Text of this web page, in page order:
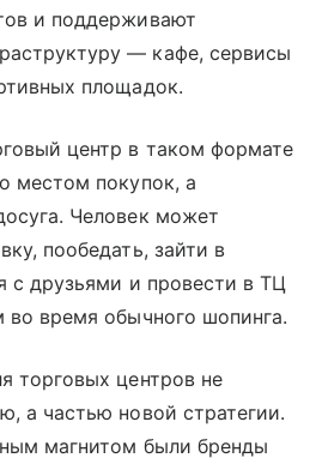
и поддерживают
— кафе, сервисы
площадок.
центр в таком формате
местом покупок, а
Человек может
пообедать, зайти в
с друзьями и провести в ТЦ
время обычного шопинга.
торговых центров не
а частью новой стратегии.
магнитом были бренды